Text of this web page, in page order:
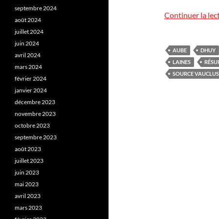
Continuer la
AUBE DHUY
LAINES
SOURCE
septembre 2024
août 2024
juillet 2024
juin 2024
avril 2024
mars 2024
février 2024
janvier 2024
décembre 2023
novembre 2023
octobre 2023
septembre 2023
août 2023
juillet 2023
juin 2023
mai 2023
avril 2023
mars 2023